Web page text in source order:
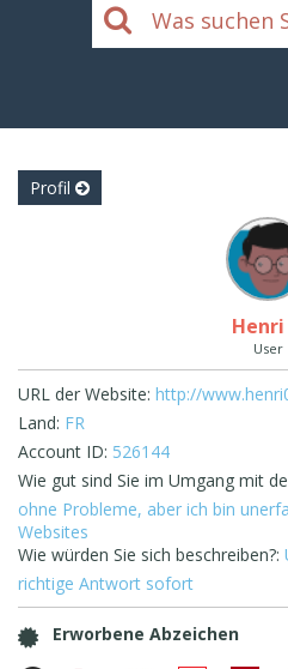
Profil
Henri
User
URL der Website: http://
Land: FR
Account ID: 526144
Wie gut sind Sie im Umgang mit
ohne Probleme, aber ich bin
Websites
Wie würden Sie sich beschreiben?:
richtige Antwort sofort
Erworbene Abzeichen